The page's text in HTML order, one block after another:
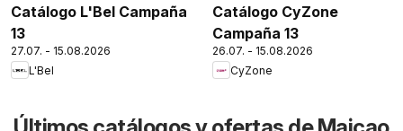
Catálogo L'Bel Campaña
13
27.07. - 15.08.2026
L'Bel
Catálogo CyZone
Campaña 13
26.07. - 15.08.2026
CyZone